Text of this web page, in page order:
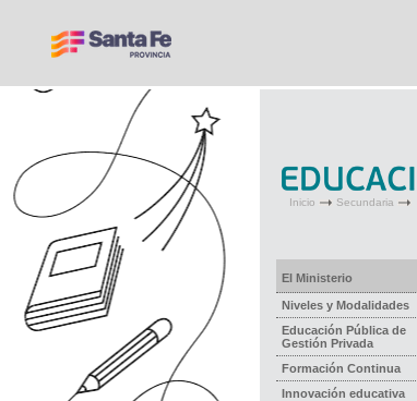
Inicio Secundaria
El Ministerio
Niveles y Modalidades
Educación Pública de
Gestión Privada
Formación Continua
Innovación educativa